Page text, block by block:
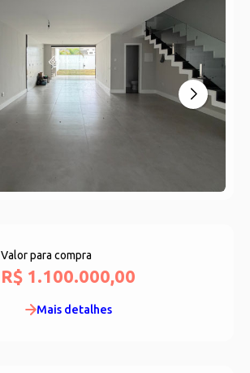
Valor para compra
R$ 1.100.000,00
Mais detalhes